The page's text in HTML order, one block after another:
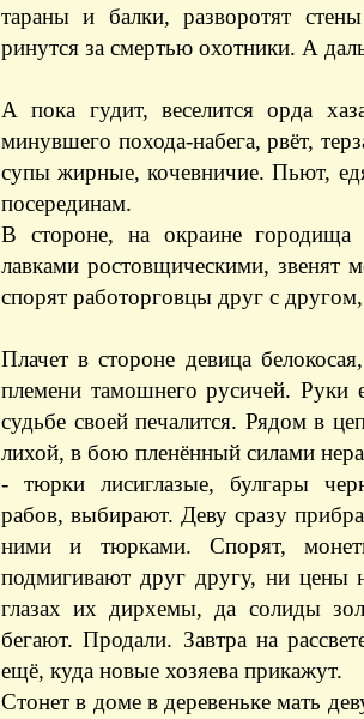
тараны и балки, разворотят
ринутся за смертью охотники. А
А пока гудит, веселится орда
минувшего похода-набега, рвёт,
супы жирные, кочевничие. Пьют,
посерединам.
В стороне, на окраине
лавками ростовщическими, звенят
спорят работорговцы друг с
Плачет в стороне девица
племени тамошнего русичей. Руки
судьбе своей печалится. Рядом в
лихой, в бою пленённый силами
- тюрки лисиглазые, булгары
рабов, выбирают. Деву сразу
ними и тюрками. Спорят,
подмигивают друг другу, ни цены
глазах их дирхемы, да солиды
бегают. Продали. Завтра на
ещё, куда новые хозяева прикажут.
Стонет в доме в деревеньке мать